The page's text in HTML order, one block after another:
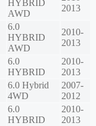
HYBRID
AWD
2013
6.0
HYBRID
AWD
2010-
2013
6.0
HYBRID
2010-
2013
6.0 Hybrid
4WD
2007-
2012
6.0
HYBRID
2010-
2013